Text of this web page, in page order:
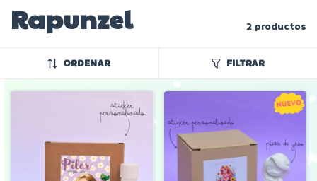
Rapunzel 2 productos
ORDENAR FILTRAR